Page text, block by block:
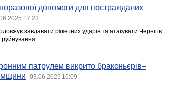
допомоги для постраждалих
17:23
завдавати ракетних ударів та атакувати Чернігів
руйнування.
патрулем викрито браконьєрів–
03.06.2025 16:09